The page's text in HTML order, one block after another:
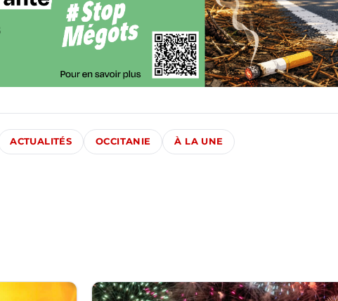
ACTUALITÉS OCCITANIE À LA UNE